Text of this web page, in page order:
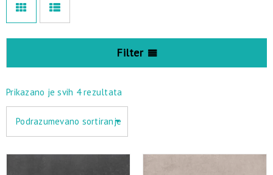
Filter
Prikazano je svih 4 rezultata
Podrazumevano sortiranje